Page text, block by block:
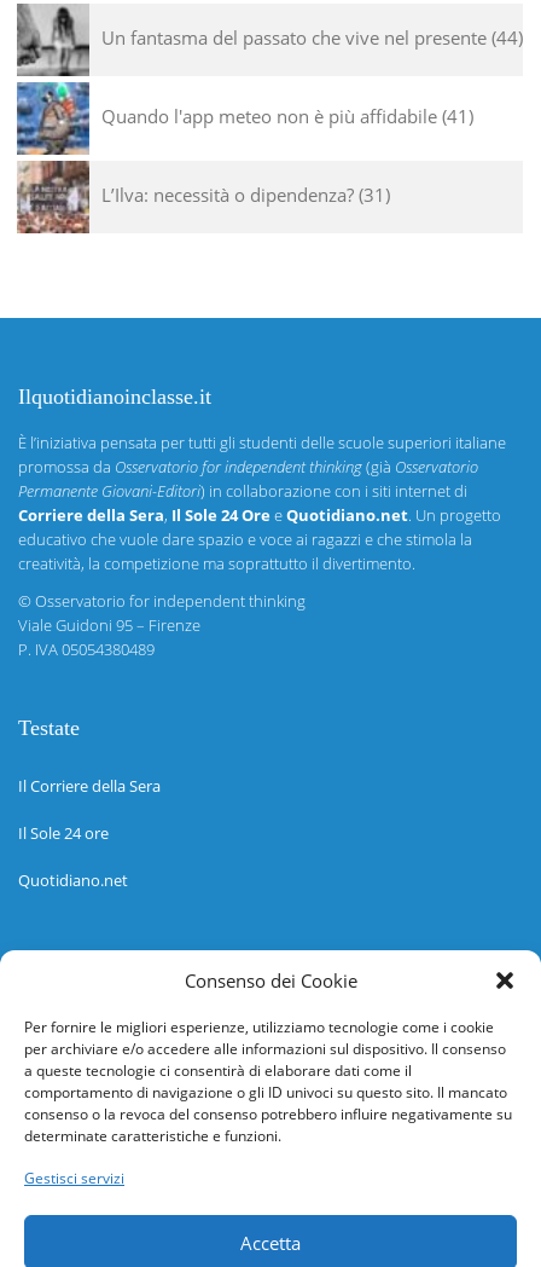
Consenso dei Cookie
Per fornire le migliori esperienze, utilizziamo tecnologie come i cookie
per archiviare e/o accedere alle informazioni sul dispositivo. Il consenso
a queste tecnologie ci consentirà di elaborare dati come il
comportamento di navigazione o gli ID univoci su questo sito. Il mancato
consenso o la revoca del consenso potrebbero influire negativamente su
determinate caratteristiche e funzioni.
Gestisci servizi
Accetta
Un fantasma del passato che vive nel presente 44
Quando l'app meteo non è più affidabile 41
L’Ilva: necessità o dipendenza? 31
Ilquotidianoinclasse.it
È l’iniziativa pensata per tutti gli studenti delle scuole superiori italiane
promossa da Osservatorio for independent thinking(già Osservatorio
Permanente Giovani-Editori) in collaborazione con i siti internet di
Corriere della Sera, Il Sole 24 OreeQuotidiano.net. Un progetto
educativo che vuole dare spazio e voce ai ragazzi e che stimola la
creatività, la competizione ma soprattutto il divertimento.
©Osservatorio for independent thinking
Viale Guidoni 95 – Firenze
P. IVA 05054380489
Testate
Il Corriere della Sera
Il Sole 24 ore
Quotidiano.net
Informazioni
Help desk
Guida rapida